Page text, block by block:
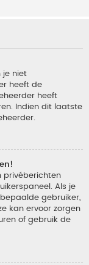
je niet
heeft de
heeft
Indien dit laatste
privéberichten
Als je
gebruiker,
kan ervoor zorgen
of gebruik de